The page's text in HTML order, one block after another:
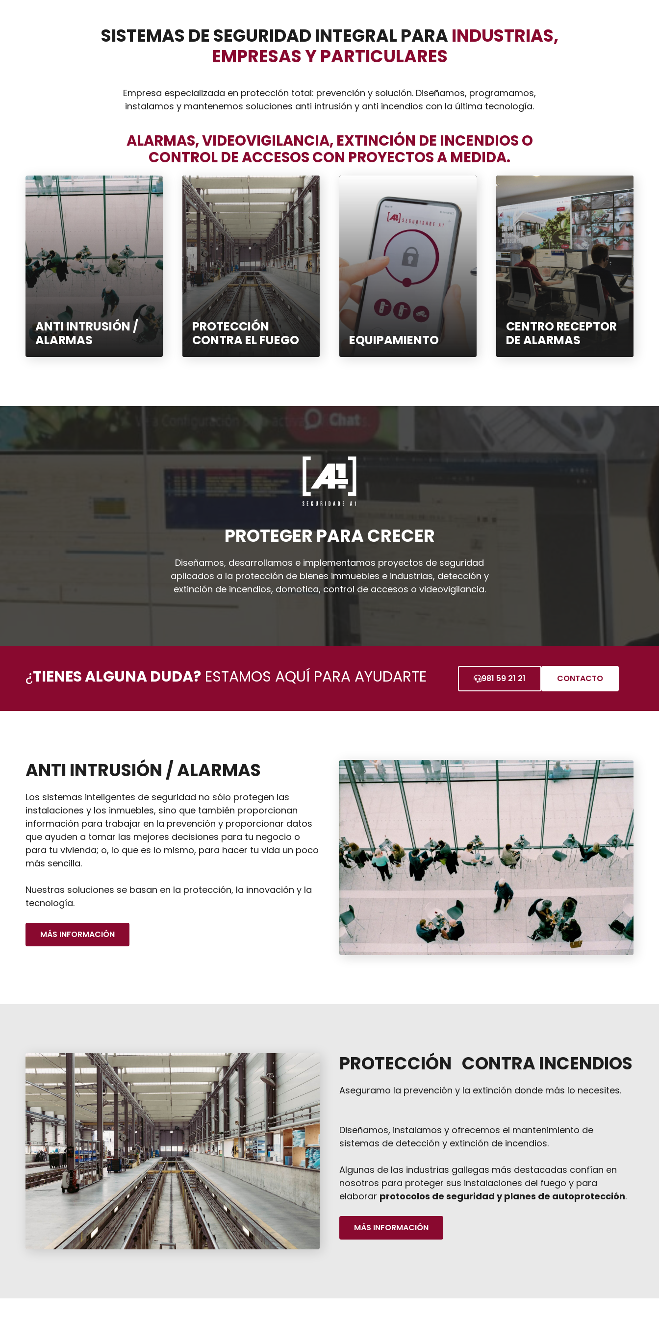
SISTEMAS DE SEGURIDAD INTEGRAL PARA INDUSTRIAS,
EMPRESAS Y PARTICULARES
Empresa especializada en protección total: prevención y solución. Diseñamos, programamos,
instalamos y mantenemos soluciones anti intrusión y anti incendios con la última tecnología.
ALARMAS, VIDEOVIGILANCIA, EXTINCIÓN DE INCENDIOS O
CONTROL DE ACCESOS CON PROYECTOS A MEDIDA.
ANTI INTRUSIÓN /
ALARMAS
PROTECCIÓN
CONTRA EL FUEGO
EQUIPAMIENTO
CENTRO RECEPTOR
DE ALARMAS
PROTEGER PARA CRECER
Diseñamos, desarrollamos e implementamos proyectos de seguridad
aplicados a la protección de bienes immuebles e industrias, detección y
extinción de incendios, domotica, control de accesos o videovigilancia.
¿TIENES ALGUNA DUDA? ESTAMOS AQUÍ PARA AYUDARTE 981 59 21 21 CONTACTO
ANTI INTRUSIÓN / ALARMAS
Los sistemas inteligentes de seguridad no sólo protegen las
instalaciones y los inmuebles, sino que también proporcionan
información para trabajar en la prevención y proporcionar datos
que ayuden a tomar las mejores decisiones para tu negocio o
para tu vivienda; o, lo que es lo mismo, para hacer tu vida un poco
más sencilla.
Nuestras soluciones se basan en la protección, la innovación y la
tecnología.
MÁS INFORMACIÓN
PROTECCIÓN CONTRA INCENDIOS
Aseguramo la prevención y la extinción donde más lo necesites.
Diseñamos, instalamos y ofrecemos el mantenimiento de
sistemas de detección y extinción de incendios.
Algunas de las industrias gallegas más destacadas confían en
nosotros para proteger sus instalaciones del fuego y para
elaborar protocolos de seguridad y planes de autoprotección.
MÁS INFORMACIÓN